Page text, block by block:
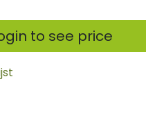
to see price